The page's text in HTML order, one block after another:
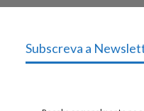
Subscreva a